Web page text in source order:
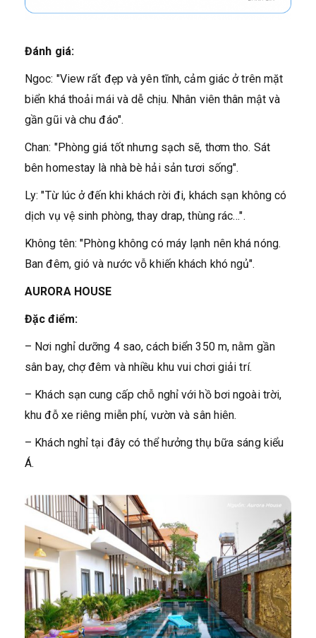
Đánh giá:
Ngoc: "View rất đẹp và yên tĩnh, cảm giác ở trên mặt
biển khá thoải mái và dễ chịu. Nhân viên thân mật và
gần gũi và chu đáo".
Chan: "Phòng giá tốt nhưng sạch sẽ, thơm tho. Sát
bên homestay là nhà bè hải sản tươi sống".
Ly: "Từ lúc ở đến khi khách rời đi, khách sạn không có
dịch vụ vệ sinh phòng, thay drap, thùng rác…".
Không tên: "Phòng không có máy lạnh nên khá nóng.
Ban đêm, gió và nước vỗ khiến khách khó ngủ".
AURORA HOUSE
Đặc điểm:
– Nơi nghỉ dưỡng 4 sao, cách biển 350 m, nằm gần
sân bay, chợ đêm và nhiều khu vui chơi giải trí.
– Khách sạn cung cấp chỗ nghỉ với hồ bơi ngoài trời,
khu đỗ xe riêng miễn phí, vườn và sân hiên.
– Khách nghỉ tại đây có thể hưởng thụ bữa sáng kiểu
Á.